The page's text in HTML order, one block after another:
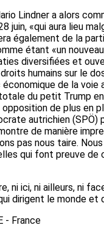
Lindner a alors
juin, «qui aura lieu
également de la
étant «un
diversifiées et
humains sur le
de la voie
du petit Trump
de plus en
autrichien (SPÖ)
de manière
pas nous taire.
qui font preuve
ni ici, ni ailleurs, ni
dirigent le monde et
- France